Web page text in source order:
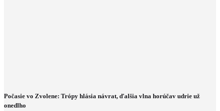
Počasie vo Zvolene: Trópy hlásia návrat, ďalšia vlna horúčav udrie už
onedlho